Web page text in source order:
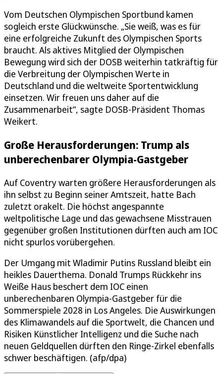
Vom Deutschen Olympischen Sportbund kamen
sogleich erste Glückwünsche. „Sie weiß, was es für
eine erfolgreiche Zukunft des Olympischen Sports
braucht. Als aktives Mitglied der Olympischen
Bewegung wird sich der DOSB weiterhin tatkräftig für
die Verbreitung der Olympischen Werte in
Deutschland und die weltweite Sportentwicklung
einsetzen. Wir freuen uns daher auf die
Zusammenarbeit“, sagte DOSB-Präsident Thomas
Weikert.
Große Herausforderungen: Trump als
unberechenbarer Olympia-Gastgeber
Auf Coventry warten größere Herausforderungen als
ihn selbst zu Beginn seiner Amtszeit, hatte Bach
zuletzt orakelt. Die höchst angespannte
weltpolitische Lage und das gewachsene Misstrauen
gegenüber großen Institutionen dürften auch am IOC
nicht spurlos vorübergehen.
Der Umgang mit Wladimir Putins Russland bleibt ein
heikles Dauerthema. Donald Trumps Rückkehr ins
Weiße Haus beschert dem IOC einen
unberechenbaren Olympia-Gastgeber für die
Sommerspiele 2028 in Los Angeles. Die Auswirkungen
des Klimawandels auf die Sportwelt, die Chancen und
Risiken Künstlicher Intelligenz und die Suche nach
neuen Geldquellen dürften den Ringe-Zirkel ebenfalls
schwer beschäftigen. (afp/dpa)